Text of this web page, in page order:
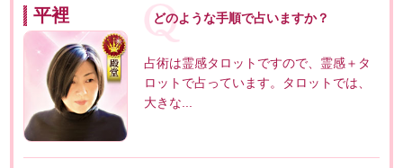
平裡 どのような手順で占いますか？
占術は霊感タロットですので、霊感＋タ
ロットで占っています。タロットでは、
大きな...